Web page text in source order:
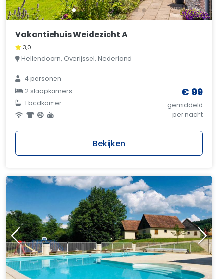
Vakantiehuis Weidezicht A
3,0
Hellendoorn, Overijssel, Nederland
4 personen
2 slaapkamers
1 badkamer
€ 99
gemiddeld
per nacht
Bekijken